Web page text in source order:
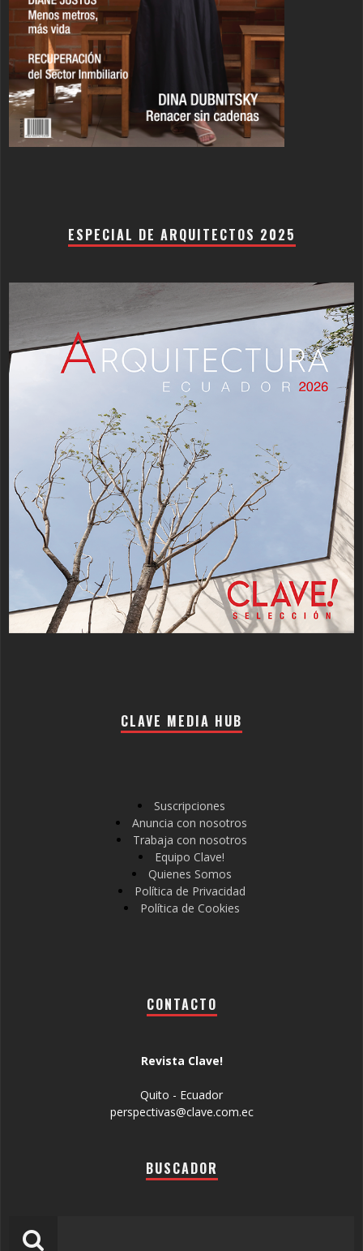
ESPECIAL DE ARQUITECTOS 2025
CLAVE MEDIA HUB
Suscripciones
Anuncia con nosotros
Trabaja con nosotros
Equipo Clave!
Quienes Somos
Política de Privacidad
Política de Cookies
CONTACTO
Revista Clave!
Quito - Ecuador
perspectivas@clave.com.ec
BUSCADOR